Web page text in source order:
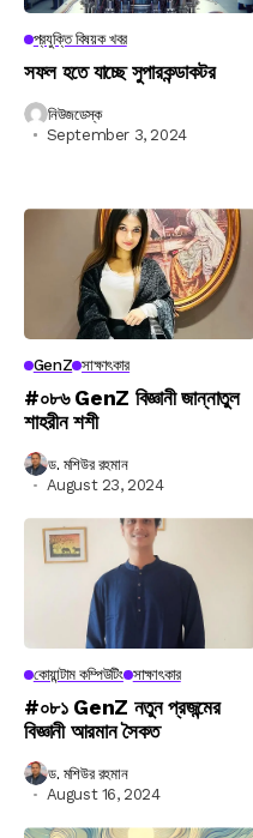
প্রযুক্তি বিষয়ক খবর
সফল হতে যাচ্ছে সুপারকন্ডাকটর
নিউজডেস্ক
September 3, 2024
GenZ সাক্ষাৎকার
#০৮৬ GenZ বিজ্ঞানী জান্নাতুল
শাহরীন শশী
ড. মশিউর রহমান
August 23, 2024
কোয়ান্টাম কম্পিউটিং সাক্ষাৎকার
#০৮১ GenZ নতুন প্রজন্মের
বিজ্ঞানী আরমান সৈকত
ড. মশিউর রহমান
August 16, 2024